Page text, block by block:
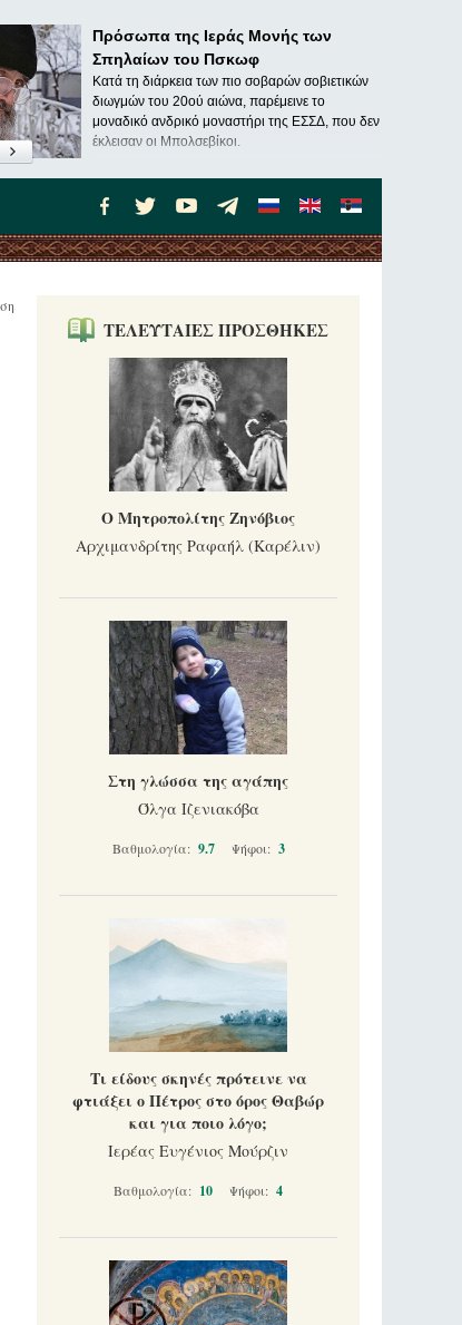
Πρόσωπα της Ιεράς Μονής των
Σπηλαίων του Πσκωφ
Κατά τη διάρκεια των πιο σοβαρών σοβιετικών
διωγμών του 20ού αιώνα, παρέμεινε το
μοναδικό ανδρικό μοναστήρι της ΕΣΣΔ, που δεν
έκλεισαν οι Μπολσεβίκοι.
ΤΕΛΕΥΤΑΙΕΣ ΠΡΟΣΘΗΚΕΣ
Ο Μητροπολίτης Ζηνόβιος
Αρχιμανδρίτης Ραφαήλ (Καρέλιν)
Στη γλώσσα της αγάπης
Όλγα Ιζενιακόβα
Βαθμολογία: 9.7 Ψήφοι: 3
Τι είδους σκηνές πρότεινε να
φτιάξει ο Πέτρος στο όρος Θαβώρ
και για ποιο λόγο;
Ιερέας Ευγένιος Μούρζιν
Βαθμολογία: 10 Ψήφοι: 4